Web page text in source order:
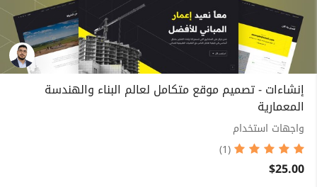
إنشاءات - تصميم موقع متكامل لعالم البناء والهندسة
المعمارية
واجهات استخدام
(1)
$25.00